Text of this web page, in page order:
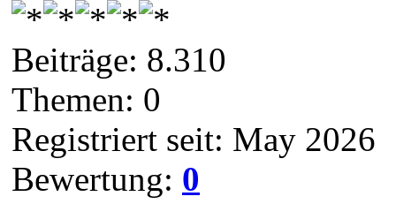
Beiträge: 8.310
Themen: 0
Registriert seit: May 2026
Bewertung: 0